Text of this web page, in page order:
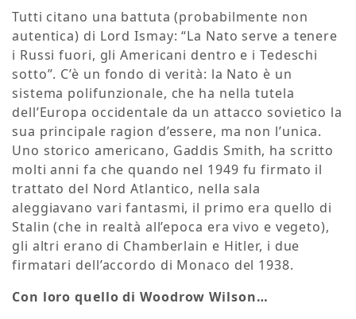
Tutti citano una battuta (probabilmente non
autentica) di Lord Ismay: “La Nato serve a tenere
i Russi fuori, gli Americani dentro e i Tedeschi
sotto”. C’è un fondo di verità: la Nato è un
sistema polifunzionale, che ha nella tutela
dell’Europa occidentale da un attacco sovietico la
sua principale ragion d’essere, ma non l’unica.
Uno storico americano, Gaddis Smith, ha scritto
molti anni fa che quando nel 1949 fu firmato il
trattato del Nord Atlantico, nella sala
aleggiavano vari fantasmi, il primo era quello di
Stalin (che in realtà all’epoca era vivo e vegeto),
gli altri erano di Chamberlain e Hitler, i due
firmatari dell’accordo di Monaco del 1938.
Con loro quello di Woodrow Wilson…